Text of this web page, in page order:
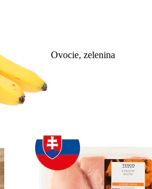
Ovocie, zelenina